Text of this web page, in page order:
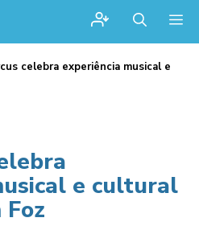
celebra experiência musical e
e cultural